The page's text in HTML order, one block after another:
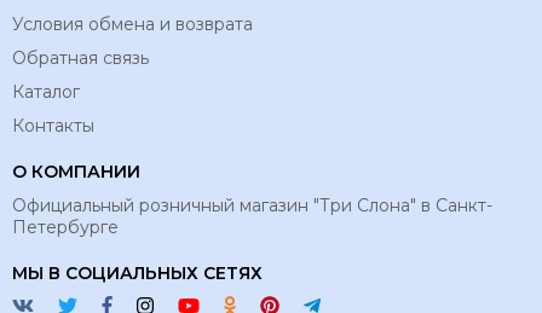
Условия обмена и возврата
Обратная связь
Каталог
Контакты
О КОМПАНИИ
Официальный розничный магазин "Три Слона" в Санкт-
Петербурге
МЫ В СОЦИАЛЬНЫХ СЕТЯХ